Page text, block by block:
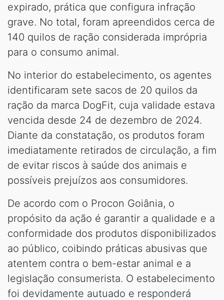
expirado, prática que configura infração
grave. No total, foram apreendidos cerca de
140 quilos de ração considerada imprópria
para o consumo animal.
No interior do estabelecimento, os agentes
identificaram sete sacos de 20 quilos da
ração da marca DogFit, cuja validade estava
vencida desde 24 de dezembro de 2024.
Diante da constatação, os produtos foram
imediatamente retirados de circulação, a fim
de evitar riscos à saúde dos animais e
possíveis prejuízos aos consumidores.
De acordo com o Procon Goiânia, o
propósito da ação é garantir a qualidade e a
conformidade dos produtos disponibilizados
ao público, coibindo práticas abusivas que
atentem contra o bem-estar animal e a
legislação consumerista. O estabelecimento
foi devidamente autuado e responderá